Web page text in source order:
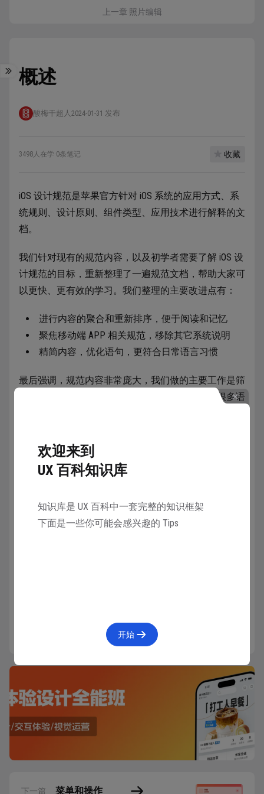
上一章 照片编辑
概述
酸梅干超人 2024-01-31 发布
3498人在学·0条笔记 收藏
iOS 设计规范是苹果官方针对 iOS 系统的应用方式、系
统规则、设计原则、组件类型、应用技术进行解释的文
档。
我们针对现有的规范内容，以及初学者需要了解 iOS 设
计规范的目标，重新整理了一遍规范文档，帮助大家可
以更快、更有效的学习。我们整理的主要改进点有：
进行内容的聚合和重新排序，便于阅读和记忆
聚焦移动端 APP 相关规范，移除其它系统说明
精简内容，优化语句，更符合日常语言习惯
最后强调，规范内容非常庞大，我们做的主要工作是筛
选和优化而不是重写（没办法重写），如果觉得很多语
3498人在学 0条笔记
下一篇 菜单和操作
欢迎来到
UX 百科知识库
知识库是 UX 百科中一套完整的知识框架
下面是一些你可能会感兴趣的 Tips
开始